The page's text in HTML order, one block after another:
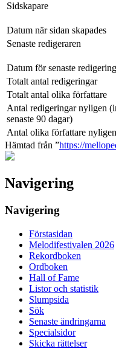
Sidskapare
Datum när sidan skapades
Senaste redigeraren
Datum för senaste
Totalt antal redigeringar
Totalt antal olika författare
Antal redigeringar nyligen
senaste 90 dagar)
Antal olika författare nyligen
Hämtad från ”https://
Navigering
Navigering
Förstasidan
Melodifestivalen 2026
Rekordboken
Ordboken
Hall of Fame
Listor och statistik
Slumpsida
Sök
Senaste ändringarna
Specialsidor
Skicka rättelser